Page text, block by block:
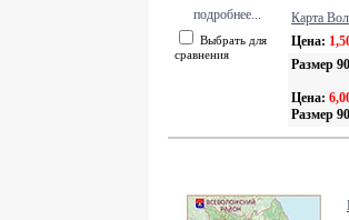
подробнее...
Выбрать для
сравнения
Карта
Цена:
Размер
Цена:
Размер